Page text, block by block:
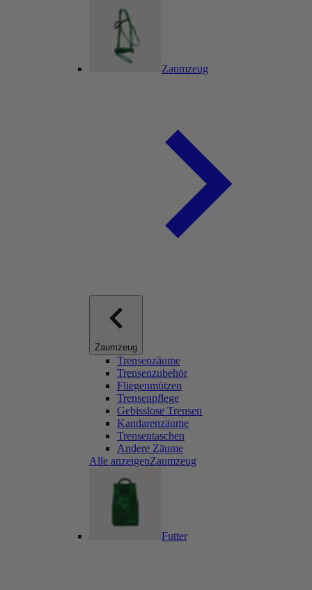
Zaumzeug
Zaumzeug
Trensenzäume
Trensenzubehör
Fliegenmützen
Trensenpflege
Gebisslose Trensen
Kandarenzäume
Trensentaschen
Andere Zäume
Alle anzeigenZaumzeug
Futter